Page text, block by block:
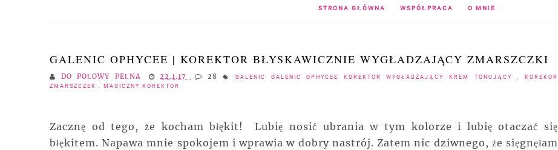
STRONA GŁÓWNA WSPÓŁPRACA O MNIE
GALENIC OPHYCEE | KOREKTOR BŁYSKAWICZNIE WYGŁADZAJĄCY ZMARSZCZKI
DO POŁOWY PEŁNA 22.1.17 28 GALENIC GALENIC OPHYCEE KOREKTOR WYGŁADZAJĄCY KREM TONUJĄCY, KOREKOR
ZMARSZCZEK , MAGICZNY KOREKTOR
Zacznę od tego, że kocham błękit! Lubię nosić ubrania w tym kolorze i lubię otaczać się
błękitem. Napawa mnie spokojem i wprawia w dobry nastrój. Zatem nic dziwnego, że sięgnęłam